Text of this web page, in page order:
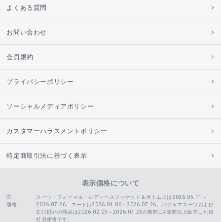
よくある質問
お問い合わせ
会員規約
プライバシーポリシー
ソーシャルメディアポリシー
カスタマーハラスメントポリシー
特定商取引法に基づく表示
表示価格について
価格
スーツ・フォーマル・レディースジャケット＆ボトムスは2026.05.11～
2026.07.26、コートは2026.04.06～2026.07.26、
パジャマスーツおよび
左記以外の商品は2026.02.09～2026.07.26の期間に4週間以上販売した自
社旧価格です。